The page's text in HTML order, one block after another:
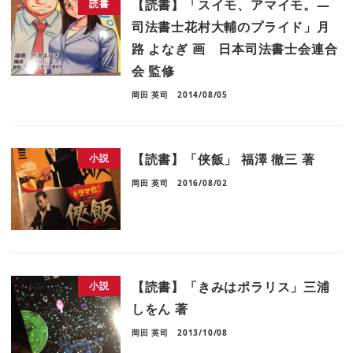
読書
【読書】「スイモ、アマイモ。―
司法書士花村大輔のプライド」月
路 よなぎ 画 日本司法書士会連合
会 監修
岡田 英司 2014/08/05
小説 【読書】「侠飯」 福澤 徹三 著
岡田 英司 2016/08/02
小説
【読書】「きみはポラリス」三浦
しをん 著
岡田 英司 2013/10/08